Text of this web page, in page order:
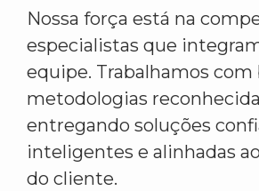
Nossa força está na
especialistas que
equipe. Trabalhamos com
metodologias
entregando soluções
inteligentes e alinhadas
do cliente.